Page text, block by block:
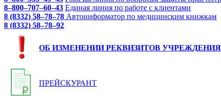
8–800–707–60–43 Единая линия по работе с клиентами
8 (8332) 58–78–78 Автоинформатор по медицинским книжкам
8 (8332) 58–78–92
ОБ ИЗМЕНЕНИИ РЕКВИЗИТОВ УЧРЕЖДЕНИЯ
ПРЕЙСКУРАНТ